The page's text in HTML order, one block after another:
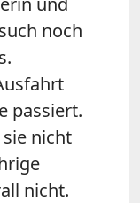
noch
passiert.
nicht
nicht.